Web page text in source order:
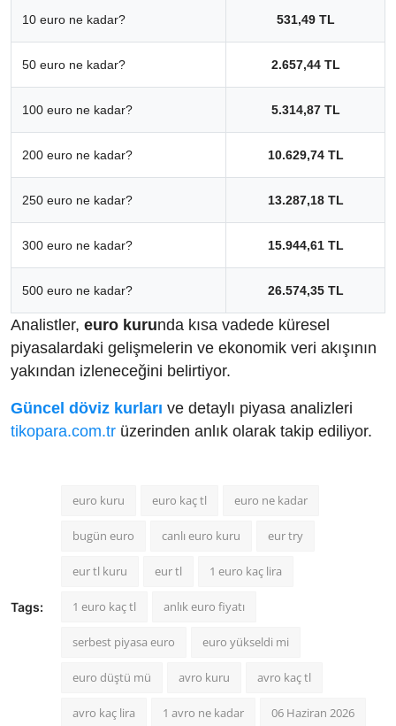
10 euro ne kadar? 531,49 TL
50 euro ne kadar? 2.657,44 TL
100 euro ne kadar? 5.314,87 TL
200 euro ne kadar? 10.629,74 TL
250 euro ne kadar? 13.287,18 TL
300 euro ne kadar? 15.944,61 TL
500 euro ne kadar? 26.574,35 TL
Analistler, euro kurunda kısa vadede küresel
piyasalardaki gelişmelerin ve ekonomik veri akışının
yakından izleneceğini belirtiyor.
Güncel döviz kurları ve detaylı piyasa analizleri
tikopara.com.tr üzerinden anlık olarak takip ediliyor.
Tags:
euro kuru euro kaç tl euro ne kadar
bugün euro canlı euro kuru eur try
eur tl kuru eur tl 1 euro kaç lira
1 euro kaç tl anlık euro fiyatı
serbest piyasa euro euro yükseldi mi
euro düştü mü avro kuru avro kaç tl
avro kaç lira 1 avro ne kadar 06 Haziran 2026